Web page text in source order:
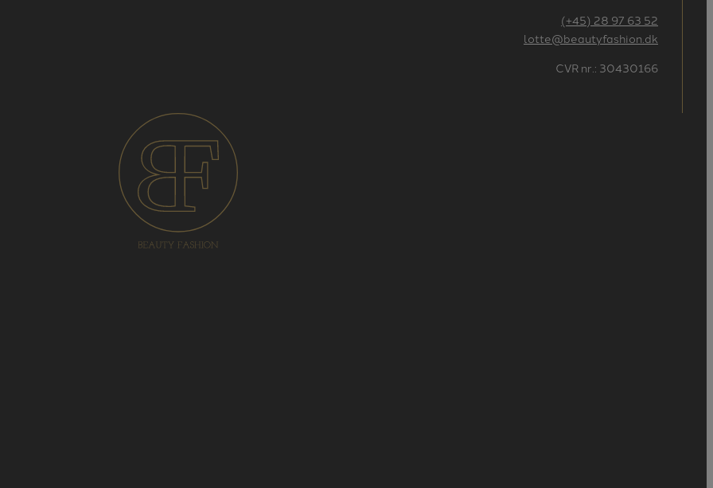
(+45) 28 97 63 52
lotte@beautyfashion.dk
CVR nr.: 30430166